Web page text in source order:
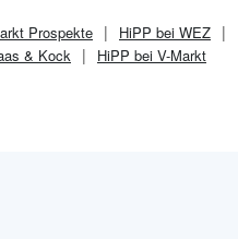
Prospekte
HiPP bei WEZ
& Kock HiPP bei V-Markt